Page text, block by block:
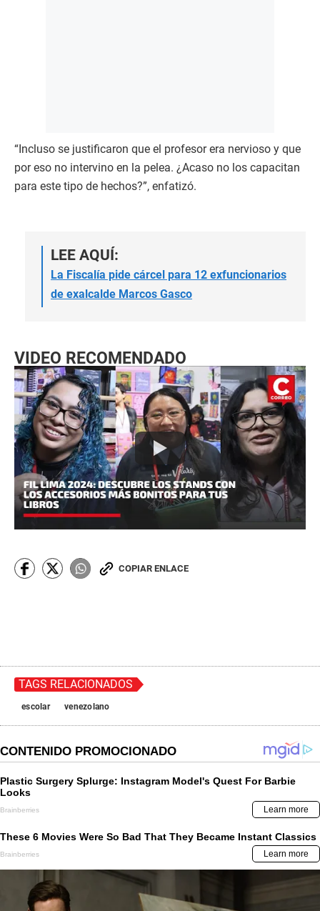
“Incluso se justificaron que el profesor era nervioso y que
por eso no intervino en la pelea. ¿Acaso no los capacitan
para este tipo de hechos?”, enfatizó.
LEE AQUÍ:
La Fiscalía pide cárcel para 12 exfuncionarios
de exalcalde Marcos Gasco
VIDEO RECOMENDADO
COPIAR ENLACE
TAGS RELACIONADOS
escolar venezolano